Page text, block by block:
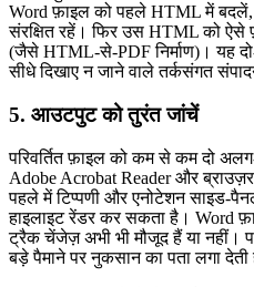
Word फ़ाइल को पहले HTMLमें
संरक्षित रहें। फिर उस HTML को ऐसे
(जैसे HTML‑से‑PDF निर्माण)। यह
सीधे दिखाए न जाने वाले तर्कसंगत
5. आउटपुट को तुरंत जांचें
परिवर्तित फ़ाइल को कम से कम दो
Adobe Acrobat Reader और
पहले में टिप्पणी और एनोटेशन
हाइलाइट रेंडर कर सकता है। Word
ट्रैक चेंजेज़ अभी भी मौजूद हैं या नहीं।
बड़े पैमाने पर नुकसान का पता लगा देती